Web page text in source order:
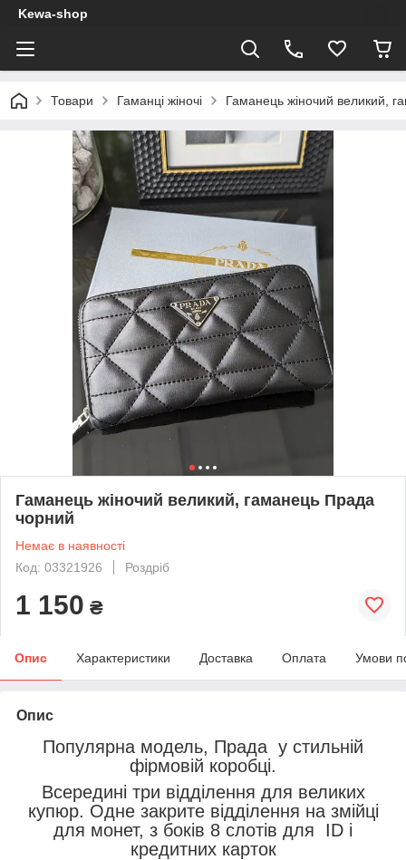
Kewa-shop
Товари Гаманці жіночі Гаманець жіночий великий,
Гаманець жіночий великий, гаманець Прада
чорний
Немає в наявності
Код: 03321926
Роздріб
1 150 ₴
Опис Характеристики Доставка Оплата Умови
Опис
Популярна модель, Прада у стильній
фірмовій коробці.
Всередині три відділення для великих
купюр. Одне закрите відділення на змійці
для монет, з боків 8 слотів для ID і
кредитних карток